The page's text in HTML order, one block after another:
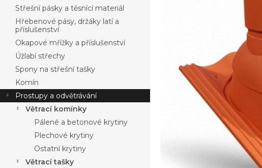
Střešní pásky a těsnící materiál
Hřebenové pásy, držáky latí a
příslušenství
Okapové mřížky a příslušenství
Úžlabí střechy
Spony na střešní tašky
Komín
Prostupy a odvětrávání
Větrací komínky
Pálené a betonové krytiny
Plechové krytiny
Ostatní krytiny
Větrací tašky